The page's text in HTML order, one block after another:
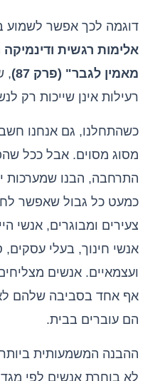
דוגמה לכך אפשר לשמוע
אלימות רגשית
מאמין לגבר" (פרק 87)
,
רעילות אינן שייכות רק
כשהתחלנו, גם אנחנו
מסוג מסוים. אבל ככל
התרחבה, הבנו שמערכות
כמעט כל גבול שאפשר
צעירים ומבוגרים, אנשי
אנשי חינוך, בעלי עסקים,
ועצמאיים. אנשים
אף אחד בסביבה שלהם
הם עוברים בבית.
ההבנה המשמעותית
לא בוחרת אנשים לפי